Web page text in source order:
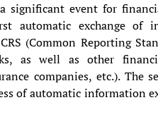
significant event for
automatic exchange of
(Common Reporting
as well as other
companies, etc.). The
of automatic information